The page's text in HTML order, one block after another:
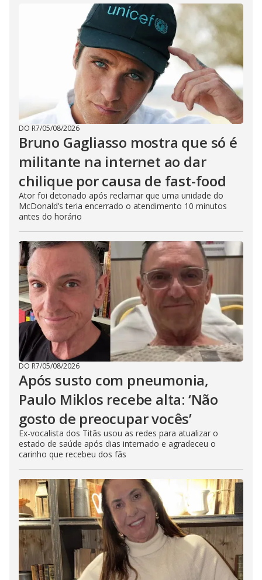
DO R7/05/08/2026
Bruno Gagliasso mostra que só é
militante na internet ao dar
chilique por causa de fast-food
Ator foi detonado após reclamar que uma unidade do
McDonald’s teria encerrado o atendimento 10 minutos
antes do horário
DO R7/05/08/2026
Após susto com pneumonia,
Paulo Miklos recebe alta: ‘Não
gosto de preocupar vocês’
Ex-vocalista dos Titãs usou as redes para atualizar o
estado de saúde após dias internado e agradeceu o
carinho que recebeu dos fãs